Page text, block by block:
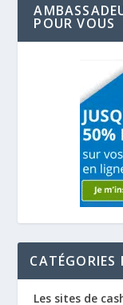
POUR VOUS
CATÉGORIES
Les sites de